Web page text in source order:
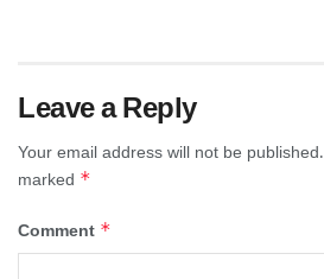
Leave a Reply
Your email address will not be published.
marked *
Comment *